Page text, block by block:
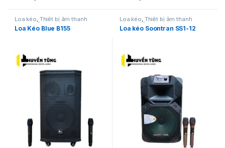
Loa kéo, Thiết bị âm thanh
karaoke | KTV
Loa Kéo Blue B155
Loa kéo, Thiết bị âm thanh
karaoke | KTV
Loa kéo Soontran SS1-12